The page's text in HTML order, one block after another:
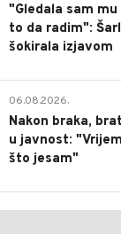
"Gledala sam
to da radim":
šokirala izjavom
06.08.2026.
Nakon braka,
u javnost:
što jesam"